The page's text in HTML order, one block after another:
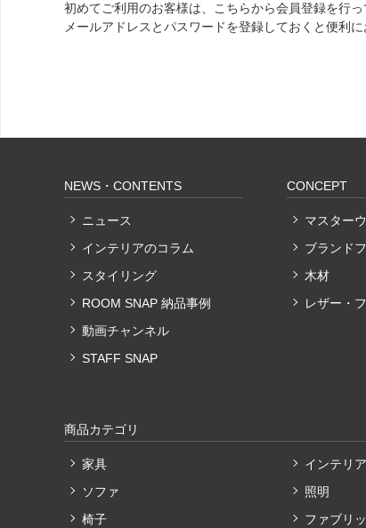
初めてご利用のお客様は、こちらから会員登録を行っ
メールアドレスとパスワードを登録しておくと便利
NEWS・CONTENTS
ニュース
インテリアのコラム
スタイリング
ROOM SNAP 納品事例
動画チャンネル
STAFF SNAP
CONCEPT
マスター
ブランド
木材
レザー・
商品カテゴリ
家具
ソファ
椅子
インテリ
照明
ファブリ